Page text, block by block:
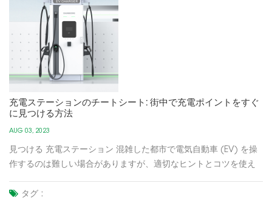
充電ステーションのチートシート: 街中で充電ポイントをすぐ
に見つける方法
AUG 03, 2023
見つける 充電ステーション 混雑した都市で電気自動車 (EV) を操
作するのは難しい場合がありますが、適切なヒントとコツを使え
ントを素早く見つけて、スムーズで手間のかからない EV 充電体験
タグ :